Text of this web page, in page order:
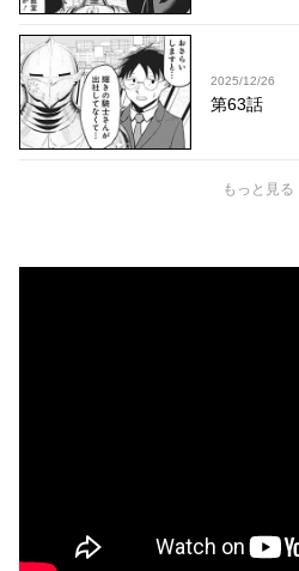
2025/12/26
第63話
もっと見る